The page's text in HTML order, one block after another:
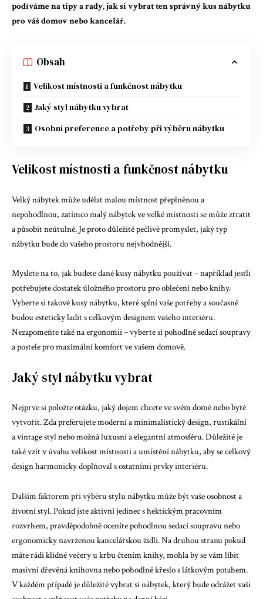
podíváme na tipy a rady, jak si vybrat ten správný kus nábytku
pro váš domov nebo kancelář.
Obsah
Velikost místnosti a funkčnost nábytku
Jaký styl nábytku vybrat
Osobní preference a potřeby při výběru nábytku
Velikost místnosti a funkčnost nábytku
Velký nábytek může udělat malou místnost přeplněnou a
nepohodlnou, zatímco malý nábytek ve velké místnosti se může ztratit
a působit neútulně. Je proto důležité pečlivě promyslet, jaký typ
nábytku bude do vašeho prostoru nejvhodnější.
Myslete na to, jak budete dané kusy nábytku používat – například jestli
potřebujete dostatek úložného prostoru pro oblečení nebo knihy.
Vyberte si takové kusy nábytku, které splní vaše potřeby a současně
budou esteticky ladit s celkovým designem vašeho interiéru.
Nezapomeňte také na ergonomii – vyberte si pohodlné sedací soupravy
a postele pro maximální komfort ve vašem domově.
Jaký styl nábytku vybrat
Nejprve si položte otázku, jaký dojem chcete ve svém domě nebo bytě
vytvořit. Zda preferujete moderní a minimalistický design, rustikální
a vintage styl nebo možná luxusní a elegantní atmosféru. Důležité je
také vzít v úvahu velikost místnosti a umístění nábytku, aby se celkový
design harmonicky doplňoval s ostatními prvky interiéru.
Dalším faktorem při výběru stylu nábytku může být vaše osobnost a
životní styl. Pokud jste aktivní jedinec s hektickým pracovním
rozvrhem, pravděpodobně oceníte pohodlnou sedací soupravu nebo
ergonomicky navrženou kancelářskou židli. Na druhou stranu pokud
máte rádi klidné večery u krbu čtením knihy, mohla by se vám líbit
masivní dřevěná knihovna nebo pohodlné křeslo s látkovým potahem.
V každém případě je důležité vybrat si nábytek, který bude odrážet vaši